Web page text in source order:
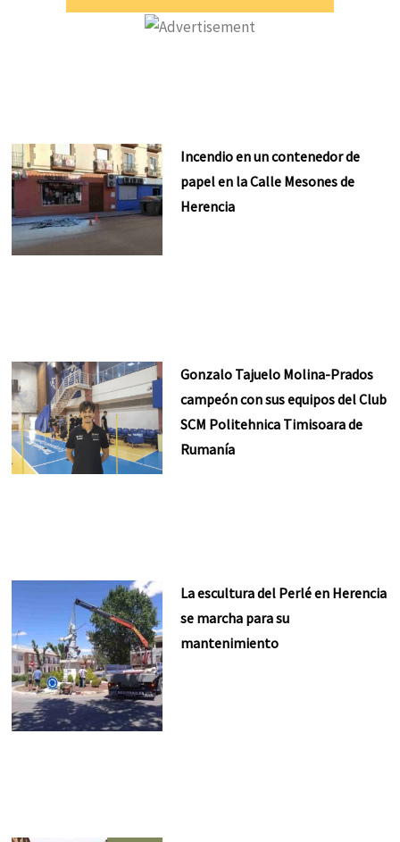
Incendio en un contenedor de
papel en la Calle Mesones de
Herencia
Gonzalo Tajuelo Molina-Prados
campeón con sus equipos del Club
SCM Politehnica Timisoara de
Rumanía
La escultura del Perlé en Herencia
se marcha para su
mantenimiento